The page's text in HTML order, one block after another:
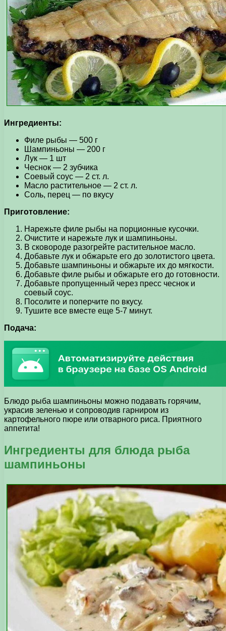
Ингредиенты:
Филе рыбы — 500 г
Шампиньоны — 200 г
Лук — 1 шт
Чеснок — 2 зубчика
Соевый соус — 2 ст. л.
Масло растительное — 2 ст. л.
Соль, перец — по вкусу
Приготовление:
Нарежьте филе рыбы на порционные кусочки.
Очистите и нарежьте лук и шампиньоны.
В сковороде разогрейте растительное масло.
Добавьте лук и обжарьте его до золотистого цвета.
Добавьте шампиньоны и обжарьте их до мягкости.
Добавьте филе рыбы и обжарьте его до готовности.
Добавьте пропущенный через пресс чеснок и
соевый соус.
Посолите и поперчите по вкусу.
Тушите все вместе еще 5-7 минут.
Подача:
Блюдо рыба шампиньоны можно подавать горячим,
украсив зеленью и сопроводив гарниром из
картофельного пюре или отварного риса. Приятного
аппетита!
Ингредиенты для блюда рыба
шампиньоны